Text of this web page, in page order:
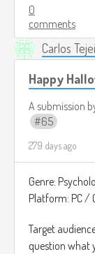
The ultimate
Depending on
have saved
Image credits:
media.com/en/
0
comments
Carlos
Happy
A submission
65
279 days ago
Genre:
Platform: PC /
Target
question what